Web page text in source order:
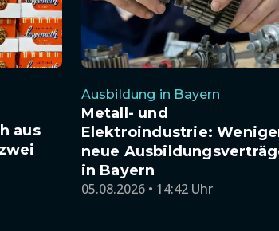
aus
Ausbildung in Bayern
Metall- und
Elektroindustrie:
neue
in Bayern
05.08.2026 • 14:42 Uhr